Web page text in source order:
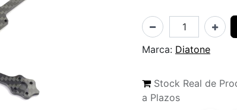
Marca: Diatone
Stock Real de
a Plazos